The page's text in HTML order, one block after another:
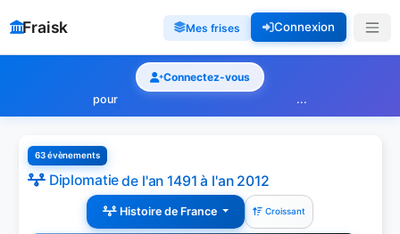
Fraisk Mes frises Connexion
Connectez-vous
pour
...
63 évènements
Diplomatiede l'an 1491 à l'an 2012
Histoire de France Croissant